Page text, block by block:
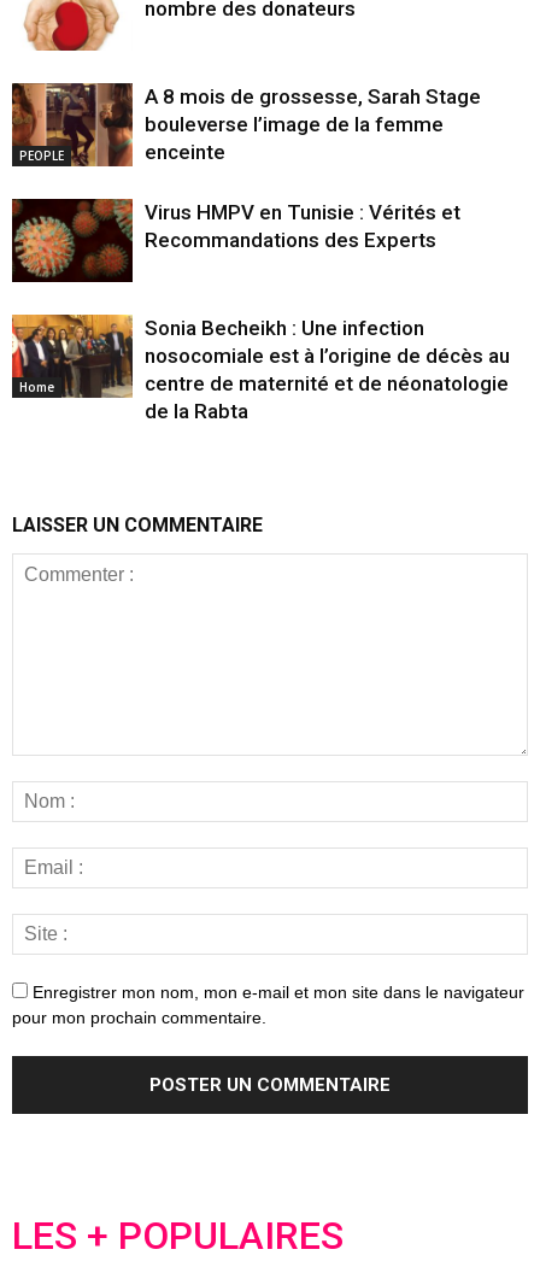
nombre des donateurs
PEOPLE
A 8 mois de grossesse, Sarah Stage
bouleverse l’image de la femme
enceinte
Virus HMPV en Tunisie : Vérités et
Recommandations des Experts
Home
Sonia Becheikh : Une infection
nosocomiale est à l’origine de décès au
centre de maternité et de néonatologie
de la Rabta
LAISSER UN COMMENTAIRE
Enregistrer mon nom, mon e-mail et mon site dans le navigateur
pour mon prochain commentaire.
LES + POPULAIRES